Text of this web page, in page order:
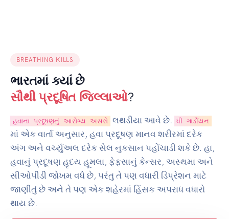
BREATHING KILLS
ભારતમાં ક્યાં છે
સૌથી પ્રદૂષિત જિલ્લાઓ?
હવાના પ્રદૂષણનું આરોગ્ય અસરો લથડીયા આવે છે. ધી ગાર્ડીયન
માં એક વાર્તા અનુસાર, હવા પ્રદૂષણ માનવ શરીરમાં દરેક
અંગ અને વર્ચ્યુઅલ દરેક સેલ નુકસાન પહોંચાડી શકે છે. હા,
હવાનું પ્રદૂષણ હૃદય હૂમલા, ફેફસાનું કેન્સર, અસ્થમા અને
સીઓપીડી જોખમ વધે છે, પરંતુ તે પણ વધારી ડિપ્રેશન માટે
જાણીતું છે અને તે પણ એક શહેરમાં હિંસક અપરાધ વધારો
થાય છે.